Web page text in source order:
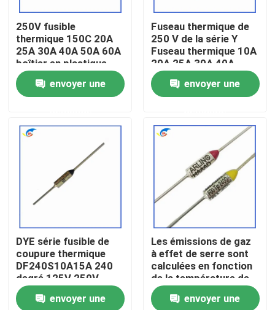
À la maison
À propos de nous
Contrôle de la qualité
Nous contacter
250V fusible
thermique 150C 20A
25A 30A 40A 50A 60A
boîtier en plastique
pour le long terme
envoyer une
Fuseau thermique de
250 V de la série Y
Fuseau thermique 10A
20A 25A 30A 40A
100°C
envoyer une
DYE série fusible de
coupure thermique
DF240S10A15A 240
degré 125V 250V
envoyer une
Les émissions de gaz
à effet de serre sont
calculées en fonction
de la température de
l'air et de la
température de l'air.
envoyer une